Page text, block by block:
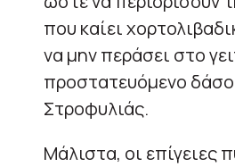
που καίει
να μην περάσει στο
προστατευόμενο
Στροφυλιάς.
Μάλιστα, οι επίγειες